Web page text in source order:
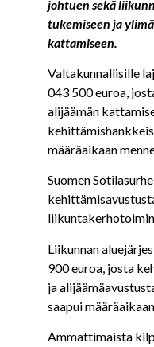
johtuen sekä
tukemiseen ja
kattamiseen.
Valtakunnallisille
043 500 euroa,
alijäämän
määräaikaan
Suomen
Liikunnan
900 euroa, josta
ja
saapui
Ammattimaista